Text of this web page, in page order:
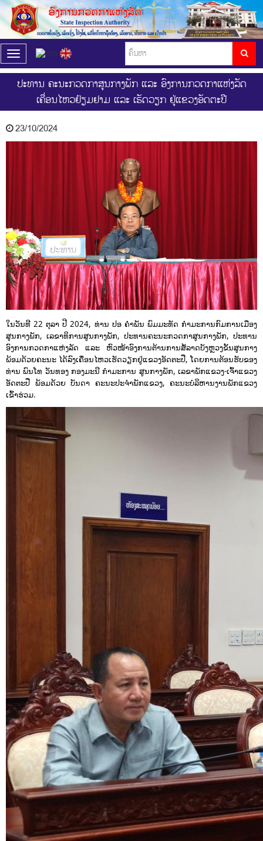
T
o
g
e
a
v
ປະທານ ຄະນະກວດກາສູນກາງພັກ ແລະ ອົງການກວດກາແຫ່ງລັດ
ເຄື່ອນໄຫວຢ້ຽມຢາມ ແລະ ເຮັດວຽກ ຢູ່ແຂວງອັດຕະປື
23/10/2024
ໃນວັນທີ 22 ຕຸລາ ປີ 2024, ທ່ານ ປອ ຄຳພັນ ພົມມະທັດ ກຳມະການກົມການເມືອງ
ສູນກາງພັກ, ເລຂາທິການສູນກາງພັກ, ປະທານຄະນະກວດກາສູນກາງພັກ, ປະທານ
ອົງການກວດກາແຫ່ງລັດ ແລະ ຫົວໜ້າອົງການຕ້ານການສໍ້ລາດບັງຫຼວງຂັ້ນສູນກາງ
ພ້ອມດ້ວຍຄະນະ ໄດ້ລົງເຄື່ອນໄຫວເຮັດວຽກຢູ່ແຂວງອັດຕະປື, ໂດຍການຕ້ອນຮັບຂອງ
ທ່ານ ພົນໂທ ວັນທອງ ກອງມະນີ ກຳມະການ ສູນກາງພັກ, ເລຂາພັກແຂວງ-ເຈົ້າແຂວງ
ອັດຕະປື ພ້ອມດ້ວຍ ບັນດາ ຄະນະປະຈໍາພັກແຂວງ, ຄະນະບໍລິຫານງານພັກແຂວງ
ເຂົ້າຮ່ວມ.